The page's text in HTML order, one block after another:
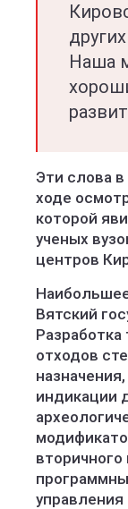
Наша
Эти слова
ходе
которой
ученых
центров
Вятский
Разработка
отходов
индикации